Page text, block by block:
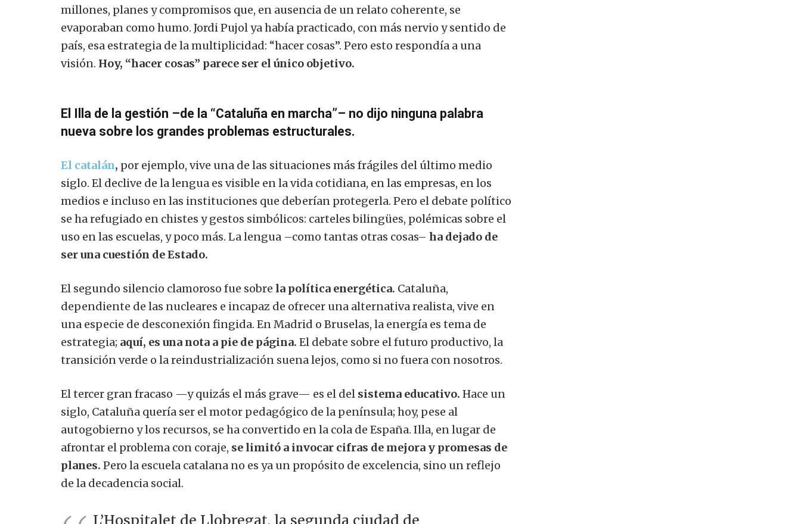
millones, planes y compromisos que, en ausencia de un relato coherente, se
evaporaban como humo. Jordi Pujol ya había practicado, con más nervio y sentido de
país, esa estrategia de la multiplicidad: “hacer cosas”. Pero esto respondía a una
visión. Hoy, “hacer cosas” parece ser el único objetivo.
El Illa de la gestión –de la “Cataluña en marcha”– no dijo ninguna palabra
nueva sobre los grandes problemas estructurales.
El catalán, por ejemplo, vive una de las situaciones más frágiles del último medio
siglo. El declive de la lengua es visible en la vida cotidiana, en las empresas, en los
medios e incluso en las instituciones que deberían protegerla. Pero el debate político
se ha refugiado en chistes y gestos simbólicos: carteles bilingües, polémicas sobre el
uso en las escuelas, y poco más. La lengua –como tantas otras cosas– ha dejado de
ser una cuestión de Estado.
El segundo silencio clamoroso fue sobre la política energética. Cataluña,
dependiente de las nucleares e incapaz de ofrecer una alternativa realista, vive en
una especie de desconexión fingida. En Madrid o Bruselas, la energía es tema de
estrategia; aquí, es una nota a pie de página. El debate sobre el futuro productivo, la
transición verde o la reindustrialización suena lejos, como si no fuera con nosotros.
El tercer gran fracaso —y quizás el más grave— es el del sistema educativo. Hace un
siglo, Cataluña quería ser el motor pedagógico de la península; hoy, pese al
autogobierno y los recursos, se ha convertido en la cola de España. Illa, en lugar de
afrontar el problema con coraje, se limitó a invocar cifras de mejora y promesas de
planes. Pero la escuela catalana no es ya un propósito de excelencia, sino un reflejo
de la decadencia social.
L’Hospitalet de Llobregat, la segunda ciudad de